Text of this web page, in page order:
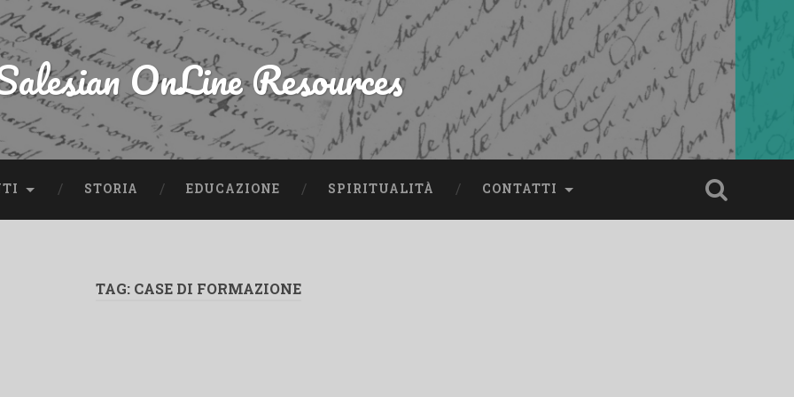
OnLine Resources
STORIA EDUCAZIONE SPIRITUALITÀ CONTATTI
TAG: CASE DI FORMAZIONE